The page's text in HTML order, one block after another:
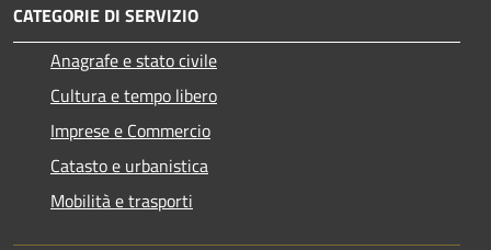
CATEGORIE DI SERVIZIO
Anagrafe e stato civile
Cultura e tempo libero
Imprese e Commercio
Catasto e urbanistica
Mobilità e trasporti